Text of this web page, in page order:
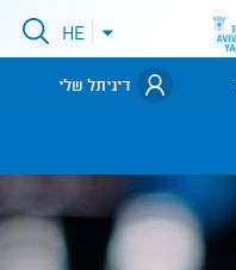
פתיחתHE
דיגיתל שלי